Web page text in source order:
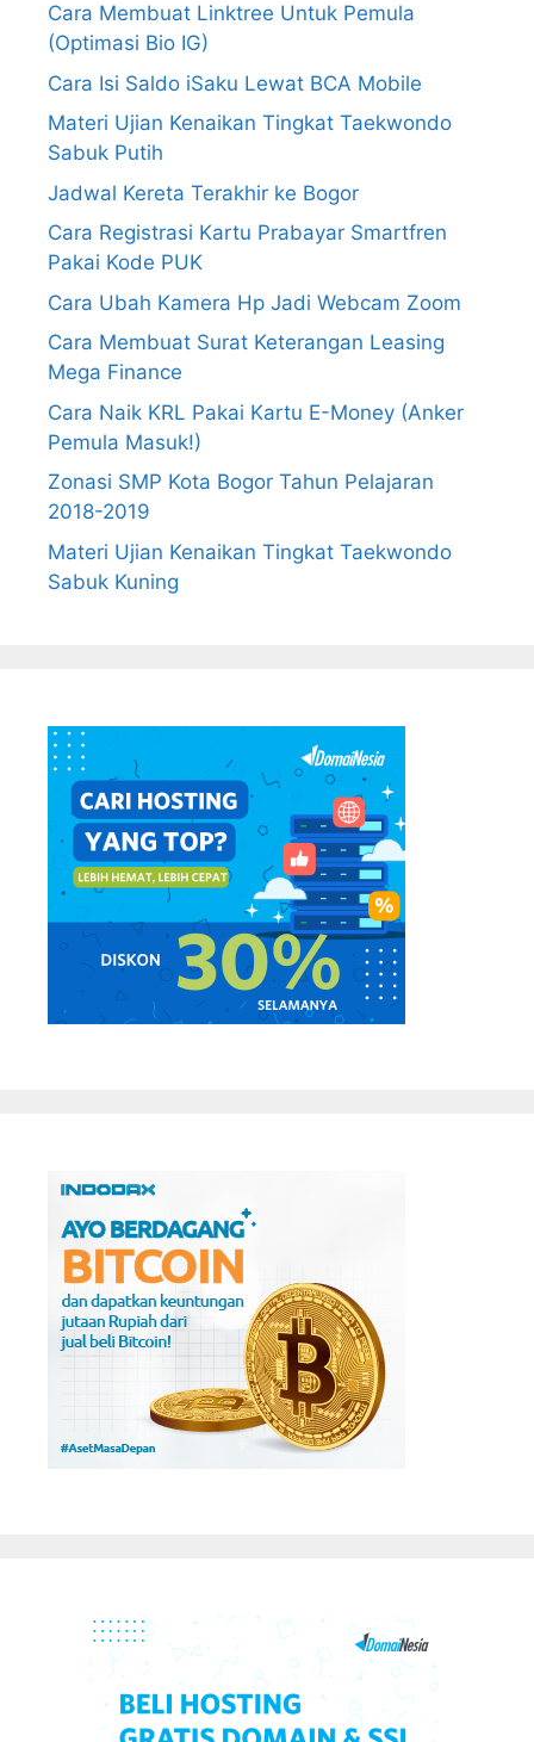
Cara Membuat Linktree Untuk Pemula
(Optimasi Bio IG)
Cara Isi Saldo iSaku Lewat BCA Mobile
Materi Ujian Kenaikan Tingkat Taekwondo
Sabuk Putih
Jadwal Kereta Terakhir ke Bogor
Cara Registrasi Kartu Prabayar Smartfren
Pakai Kode PUK
Cara Ubah Kamera Hp Jadi Webcam Zoom
Cara Membuat Surat Keterangan Leasing
Mega Finance
Cara Naik KRL Pakai Kartu E-Money (Anker
Pemula Masuk!)
Zonasi SMP Kota Bogor Tahun Pelajaran
2018-2019
Materi Ujian Kenaikan Tingkat Taekwondo
Sabuk Kuning